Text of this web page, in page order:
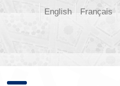
Français
English